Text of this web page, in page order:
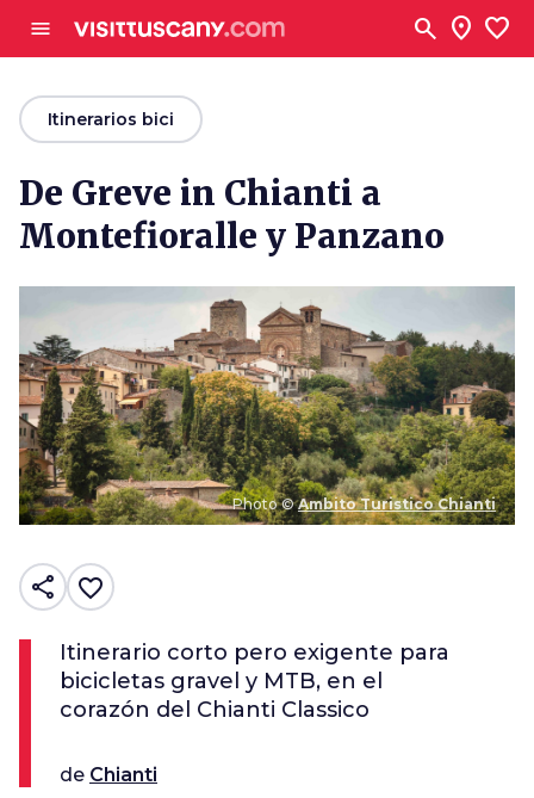
menu search location_on favorite
arrow_backItinerarios bici
De Greve in Chianti a
Montefioralle y Panzano
Photo © Ambito Turistico Chianti
share favorite_border
Itinerario corto pero exigente para
bicicletas gravel y MTB, en el
corazón del Chianti Classico
de Chianti